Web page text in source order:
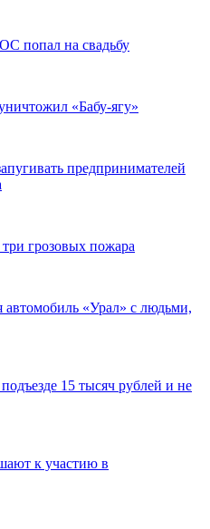
попал на свадьбу
«Бабу-ягу»
предпринимателей
грозовых пожара
автомобиль «Урал» с людьми,
15 тысяч рублей и не
к участию в